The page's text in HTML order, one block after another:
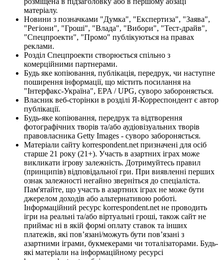
матеріалу.
Новини з позначками "Думка", "Експертиза", "Заява",
"Регіони", "Гроші", "Влада", "Вибори", "Тест-драйв",
"Спецпроекти", "Промо" публікуються на правах
реклами.
Розділ Спецпроекти створюється спільно з
комерційними партнерами.
Будь яке копіювання, публікація, передрук, чи наступне
поширення інформації, що містить посилання на
"Інтерфакс-Україна", EPA / UPG, суворо забороняється.
Власник веб-сторінки в розділі Я-Корреспондент є автор
публікації.
Будь-яке копіювання, передрук та відтворення
фотографічних творів та/або аудіовізуальних творів
правовласника Getty Images - суворо забороняється.
Матеріали сайту korrespondent.net призначені для осіб
старше 21 року (21+). Участь в азартних іграх може
викликати ігрову залежність. Дотримуйтесь правил
(принципів) відповідальної гри. При виявленні перших
ознак залежності негайно зверніться до спеціаліста.
Пам'ятайте, що участь в азартних іграх не може бути
джерелом доходів або альтернативою роботі.
Інформаційний ресурс korrespondent.net не проводить
ігри на реальні та/або віртуальні гроші, також сайт не
приймає ні в якій формі оплату ставок та інших
платежів, які пов’язані/можуть бути пов’язані з
азартними іграми, букмекерами чи тоталізаторами. Будь-
які матеріали на інформаційному ресурсі